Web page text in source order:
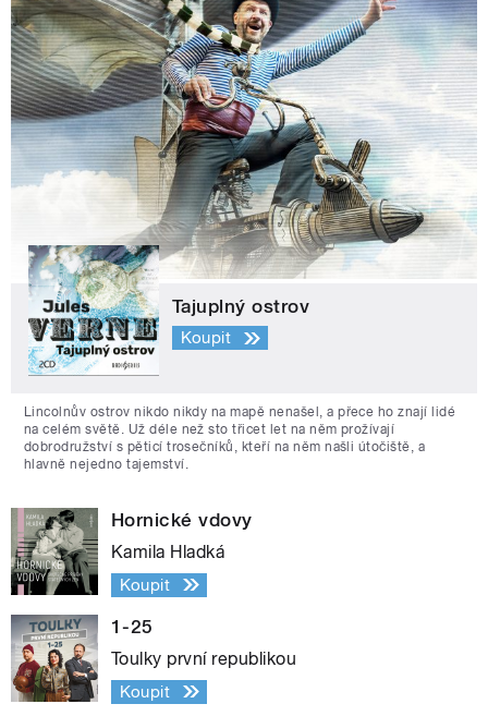
Tajuplný ostrov
Koupit
Lincolnův ostrov nikdo nikdy na mapě nenašel, a přece ho znají lidé
na celém světě. Už déle než sto třicet let na něm prožívají
dobrodružství s pěticí trosečníků, kteří na něm našli útočiště, a
hlavně nejedno tajemství.
Hornické vdovy
Kamila Hladká
Koupit
1-25
Toulky první republikou
Koupit